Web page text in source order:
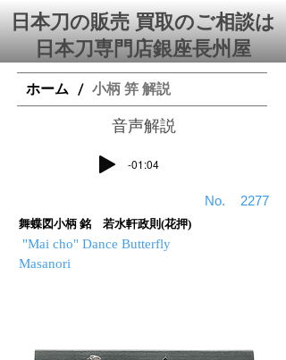
日本刀の販売 買取のご相談は
日本刀専門店銀座⻑州屋
ホーム / 小柄 笄 解説
​音声解説
-01:04
​No. 2277
舞蝶図小柄 銘 若水軒政則(花押)
"Mai cho" Dance Butterfly
Masanori